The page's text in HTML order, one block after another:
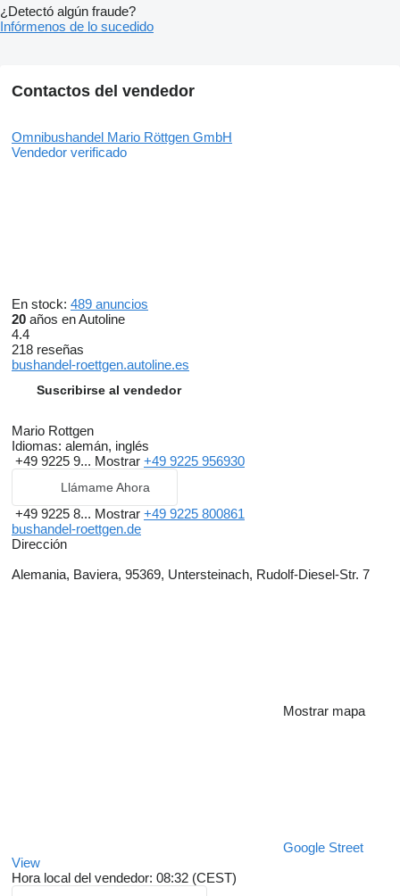
¿Detectó algún fraude?
Infórmenos de lo sucedido
Contactos del vendedor
Omnibushandel Mario Röttgen GmbH
Vendedor verificado
En stock: 489 anuncios
20 años en Autoline
4.4
218 reseñas
bushandel-roettgen.autoline.es
Suscribirse al vendedor
Mario Rottgen
Idiomas: alemán, inglés
+49 9225 9... Mostrar +49 9225 956930
Llámame Ahora
+49 9225 8... Mostrar +49 9225 800861
bushandel-roettgen.de
Dirección
Alemania, Baviera, 95369, Untersteinach, Rudolf-Diesel-Str. 7
Mostrar mapa
Google Street
View
Hora local del vendedor: 08:32 (CEST)